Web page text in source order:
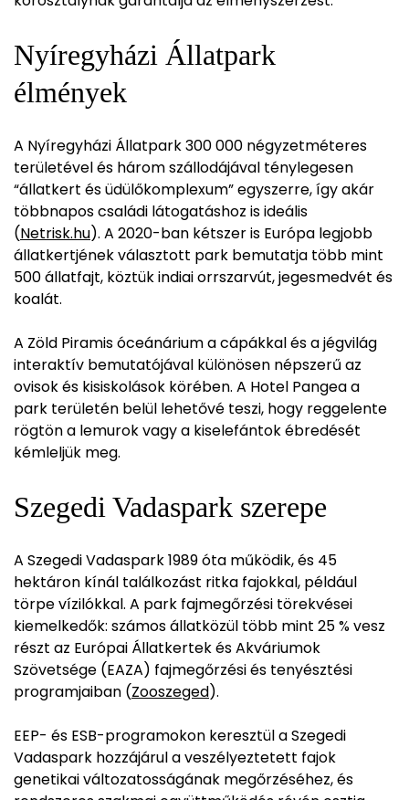
Nyíregyházi Állatpark
élmények
A Nyíregyházi Állatpark 300 000 négyzetméteres
területével és három szállodájával ténylegesen
“állatkert és üdülőkomplexum” egyszerre, így akár
többnapos családi látogatáshoz is ideális
(Netrisk.hu). A 2020-ban kétszer is Európa legjobb
állatkertjének választott park bemutatja több mint
500 állatfajt, köztük indiai orrszarvút, jegesmedvét és
koalát.
A Zöld Piramis óceánárium a cápákkal és a jégvilág
interaktív bemutatójával különösen népszerű az
ovisok és kisiskolások körében. A Hotel Pangea a
park területén belül lehetővé teszi, hogy reggelente
rögtön a lemurok vagy a kiselefántok ébredését
kémleljük meg.
Szegedi Vadaspark szerepe
A Szegedi Vadaspark 1989 óta működik, és 45
hektáron kínál találkozást ritka fajokkal, például
törpe vízilókkal. A park fajmegőrzési törekvései
kiemelkedők: számos állatközül több mint 25 % vesz
részt az Európai Állatkertek és Akváriumok
Szövetsége (EAZA) fajmegőrzési és tenyésztési
programjaiban (Zooszeged).
EEP- és ESB-programokon keresztül a Szegedi
Vadaspark hozzájárul a veszélyeztetett fajok
genetikai változatosságának megőrzéséhez, és